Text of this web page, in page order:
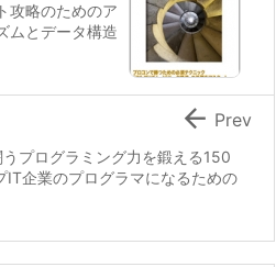
攻略のためのア
ムとデータ構造
プログラミング力を鍛える150
IT企業のプログラマになるための
 Prev